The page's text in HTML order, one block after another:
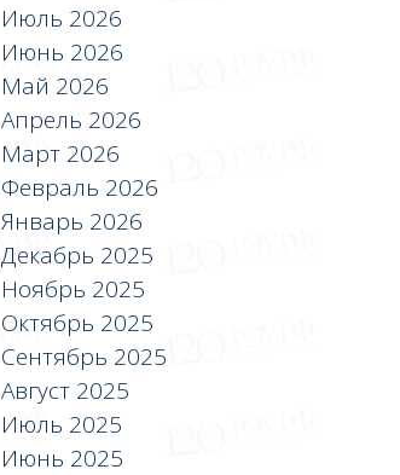
Июль 2026
Июнь 2026
Май 2026
Апрель 2026
Март 2026
Февраль 2026
Январь 2026
Декабрь 2025
Ноябрь 2025
Октябрь 2025
Сентябрь 2025
Август 2025
Июль 2025
Июнь 2025